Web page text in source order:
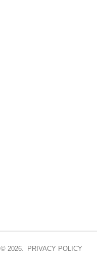
© 2026. PRIVACY POLICY